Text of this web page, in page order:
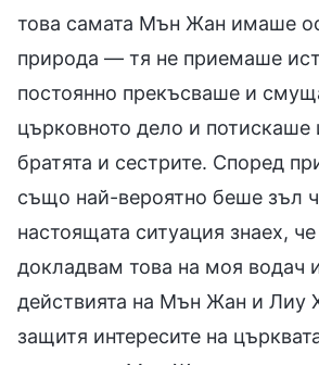
това самата Мън Жан имаше
природа — тя не приемаше
постоянно прекъсваше и
църковното дело и
братята и сестрите. Според
също най-вероятно беше зъл
настоящата ситуация знаех,
докладвам това на моя водач
действията на Мън Жан и Лиу
защитя интересите на